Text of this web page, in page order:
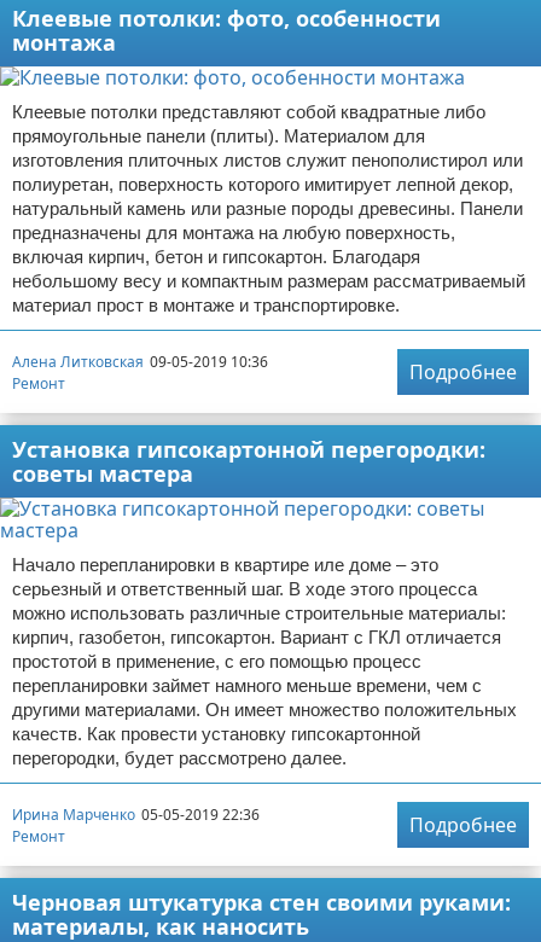
Клеевые потолки: фото, особенности
монтажа
Клеевые потолки представляют собой квадратные либо
прямоугольные панели (плиты). Материалом для
изготовления плиточных листов служит пенополистирол или
полиуретан, поверхность которого имитирует лепной декор,
натуральный камень или разные породы древесины. Панели
предназначены для монтажа на любую поверхность,
включая кирпич, бетон и гипсокартон. Благодаря
небольшому весу и компактным размерам рассматриваемый
материал прост в монтаже и транспортировке.
Алена Литковская 09-05-2019 10:36
Ремонт
Подробнее
Установка гипсокартонной перегородки:
советы мастера
Начало перепланировки в квартире иле доме – это
серьезный и ответственный шаг. В ходе этого процесса
можно использовать различные строительные материалы:
кирпич, газобетон, гипсокартон. Вариант с ГКЛ отличается
простотой в применение, с его помощью процесс
перепланировки займет намного меньше времени, чем с
другими материалами. Он имеет множество положительных
качеств. Как провести установку гипсокартонной
перегородки, будет рассмотрено далее.
Ирина Марченко 05-05-2019 22:36
Ремонт
Подробнее
Черновая штукатурка стен своими руками:
материалы, как наносить